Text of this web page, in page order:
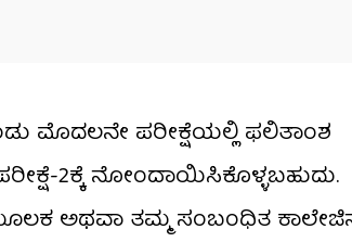
ಮೊದಲನೇ ಪರೀಕ್ಷೆಯಲ್ಲಿ ಫಲಿತಾಂಶ
2ಕ್ಕೆ ನೋಂದಾಯಿಸಿಕೊಳ್ಳಬಹುದು.
ಅಥವಾ ತಮ್ಮ ಸಂಬಂಧಿತ